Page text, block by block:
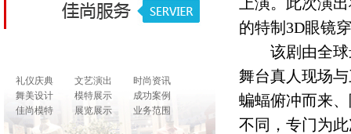
礼仪庆典 文艺演出
时尚资讯
舞美设计
模特展示
成功案例
佳尚模特
展览展示 业务范围
的特制 3D眼镜
该剧由全球
舞台真人现场
蝙蝠俯冲而来
不同，专门为